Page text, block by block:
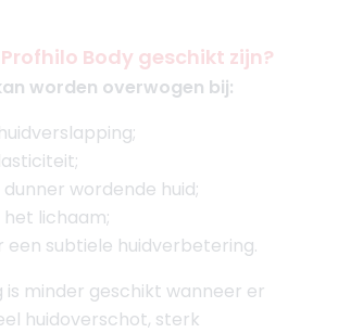
Body geschikt zijn?
worden overwogen bij:
wordende huid;
het lichaam;
een subtiele huidverbetering.
is minder geschikt wanneer er
huidoverschot, sterk